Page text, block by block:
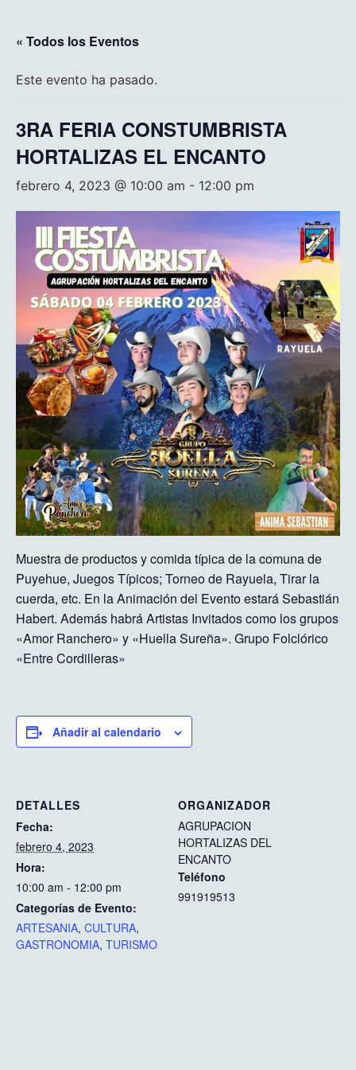
« Todos los Eventos
Este evento ha pasado.
3RA FERIA CONSTUMBRISTA
HORTALIZAS EL ENCANTO
febrero 4, 2023 @ 10:00 am - 12:00 pm
Muestra de productos y comida típica de la comuna de
Puyehue, Juegos Típicos; Torneo de Rayuela, Tirar la
cuerda, etc. En la Animación del Evento estará Sebastián
Habert. Además habrá Artistas Invitados como los grupos
«Amor Ranchero» y «Huella Sureña». Grupo Folclórico
«Entre Cordilleras»
Añadir al calendario
DETALLES
Fecha:
febrero 4, 2023
Hora:
10:00 am - 12:00 pm
Categorías de Evento:
ARTESANIA, CULTURA,
GASTRONOMIA, TURISMO
ORGANIZADOR
AGRUPACION
HORTALIZAS DEL
ENCANTO
Teléfono
991919513